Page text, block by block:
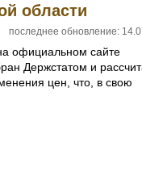
области
последнее обновление:
официальном сайте
Держстатом и
цен, что, в свою